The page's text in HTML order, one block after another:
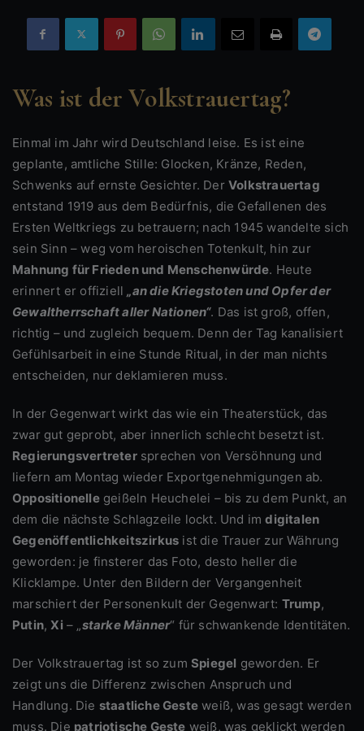
Was ist der Volkstrauertag?
Einmal im Jahr wird Deutschland leise. Es ist eine
geplante, amtliche Stille: Glocken, Kränze, Reden,
Schwenks auf ernste Gesichter. Der Volkstrauertag
entstand 1919 aus dem Bedürfnis, die Gefallenen des
Ersten Weltkriegs zu betrauern; nach 1945 wandelte sich
sein Sinn – weg vom heroischen Totenkult, hin zur
Mahnung für Frieden und Menschenwürde. Heute
erinnert er offiziell „an die Kriegstoten und Opfer der
Gewaltherrschaft aller Nationen“. Das ist groß, offen,
richtig – und zugleich bequem. Denn der Tag kanalisiert
Gefühlsarbeit in eine Stunde Ritual, in der man nichts
entscheiden, nur deklamieren muss.
In der Gegenwart wirkt das wie ein Theaterstück, das
zwar gut geprobt, aber innerlich schlecht besetzt ist.
Regierungsvertretersprechen von Versöhnung und
liefern am Montag wieder Exportgenehmigungen ab.
Oppositionellegeißeln Heuchelei – bis zu dem Punkt, an
dem die nächste Schlagzeile lockt. Und imdigitalen
Gegenöffentlichkeitszirkus ist die Trauer zur Währung
geworden: je finsterer das Foto, desto heller die
Klicklampe. Unter den Bildern der Vergangenheit
marschiert der Personenkult der Gegenwart: Trump,
Putin, Xi – „starke Männer“ für schwankende Identitäten.
Der Volkstrauertag ist so zum Spiegel geworden. Er
zeigt uns die Differenz zwischen Anspruch und
Handlung. Die staatliche Geste weiß, was gesagt werden
muss. Die patriotische Geste weiß, was geklickt werden